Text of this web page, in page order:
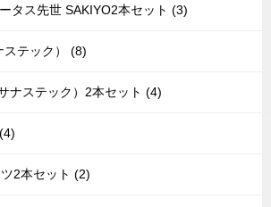
タス先世 SAKIYO2本セット (3)
ステック） (8)
ナステック）2本セット (4)
2本セット (2)